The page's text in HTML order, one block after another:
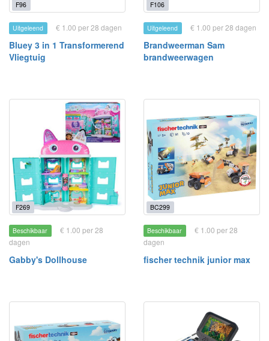
F96
Uitgeleend € 1.00 per 28 dagen
Bluey 3 in 1 Transformerend
Vliegtuig
F106
Uitgeleend € 1.00 per 28 dagen
Brandweerman Sam
brandweerwagen
F269
Beschikbaar
€ 1.00 per 28
dagen
Gabby's Dollhouse
BC299
Beschikbaar
€ 1.00 per 28
dagen
fischer technik junior max